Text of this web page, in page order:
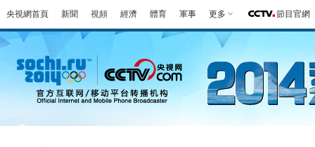
央視網首頁 新聞 視頻 經濟 體育 軍事 更多 節目官網